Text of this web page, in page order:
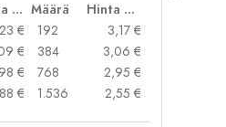
Hinta per kpl Määrä
Hinta per kpl
€
€
€
€
192
3,17 €
384
3,06 €
768
2,95 €
1.536
2,55 €